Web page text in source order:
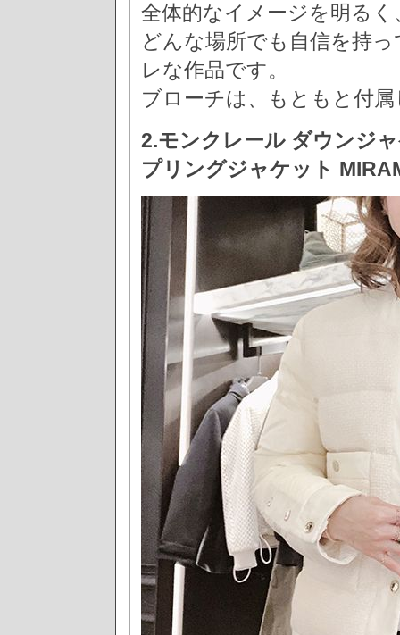
全体的なイメージを明る
どんな場所でも自信を持
レな作品です。
ブローチは、もともと付
2.モンクレール ダウンジ
プリングジャケット